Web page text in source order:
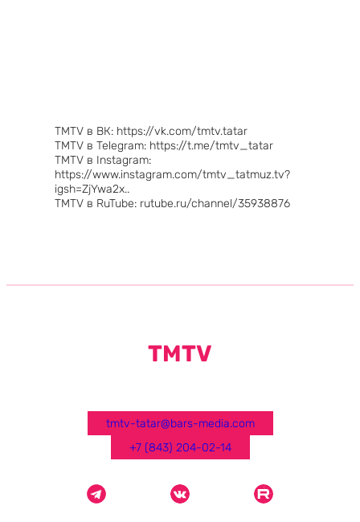
TMTV в ВК: https://vk.com/tmtv.tatar
TMTV в Telegram: https://t.me/tmtv_tatar
TMTV в Instagram:
https://www.instagram.com/tmtv_tatmuz.tv?
igsh=ZjYwa2x..
TMTV в RuTube: rutube.ru/channel/35938876
TMTV
tmtv-tatar@bars-media.com
+7 (843) 204-02-14